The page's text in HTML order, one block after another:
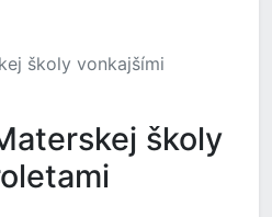
školy vonkajšími
školy